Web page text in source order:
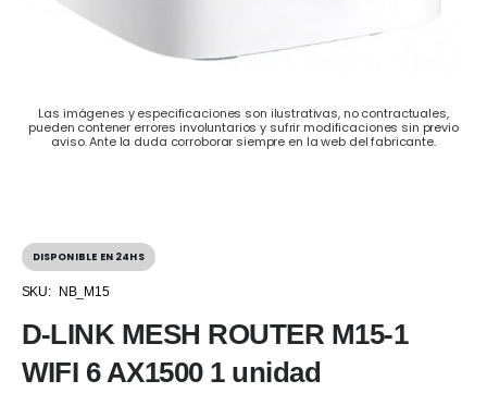
Las imágenes y especificaciones son ilustrativas, no contractuales,
pueden contener errores involuntarios y sufrir modificaciones sin previo
aviso. Ante la duda corroborar siempre en la web del fabricante.
DISPONIBLE EN 24HS
SKU: NB_M15
D-LINK MESH ROUTER M15-1
WIFI 6 AX1500 1 unidad